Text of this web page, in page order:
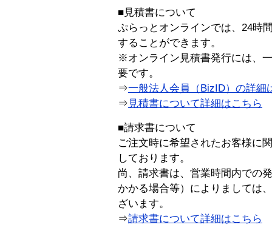
■見積書について
ぷらっとオンラインでは、24時
することができます。
※オンライン見積書発行には、
要です。
⇒一般法人会員（BizID）の詳細
⇒ 見積書について詳細はこちら
■請求書について
ご注文時に希望されたお客様に
しております。
尚、請求書は、営業時間内での
かかる場合等）によりましては
ざいます。
⇒請求書について詳細はこちら